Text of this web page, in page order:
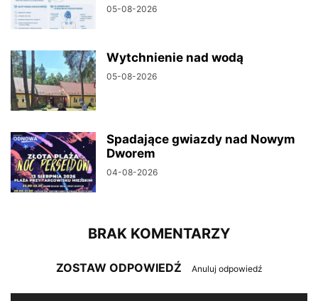
05-08-2026
Wytchnienie nad wodą
05-08-2026
Spadające gwiazdy nad Nowym
Dworem
04-08-2026
BRAK KOMENTARZY
ZOSTAW ODPOWIEDŹ Anuluj odpowiedź